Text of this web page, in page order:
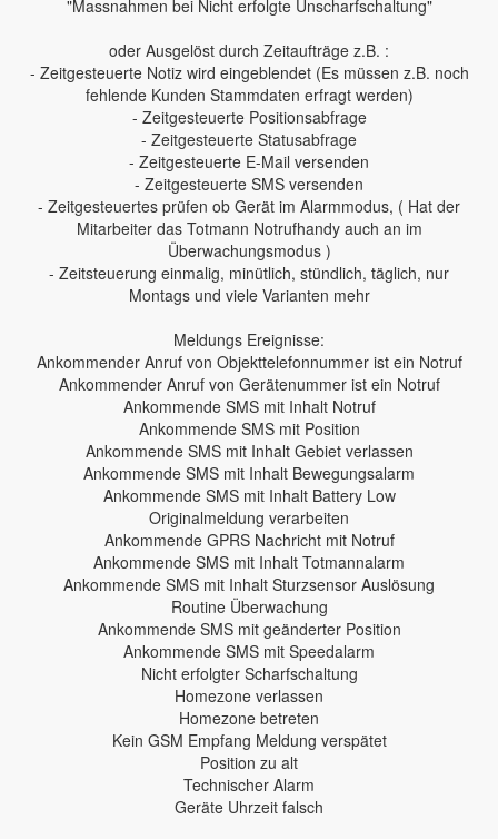
"Massnahmen bei Nicht erfolgte Unscharfschaltung"
oder Ausgelöst durch Zeitaufträge z.B. :
- Zeitgesteuerte Notiz wird eingeblendet (Es müssen z.B. noch
fehlende Kunden Stammdaten erfragt werden)
- Zeitgesteuerte Positionsabfrage
- Zeitgesteuerte Statusabfrage
- Zeitgesteuerte E-Mail versenden
- Zeitgesteuerte SMS versenden
- Zeitgesteuertes prüfen ob Gerät im Alarmmodus, ( Hat der
Mitarbeiter das Totmann Notrufhandy auch an im
Überwachungsmodus )
- Zeitsteuerung einmalig, minütlich, stündlich, täglich, nur
Montags und viele Varianten mehr
Meldungs Ereignisse:
Ankommender Anruf von Objekttelefonnummer ist ein Notruf
Ankommender Anruf von Gerätenummer ist ein Notruf
Ankommende SMS mit Inhalt Notruf
Ankommende SMS mit Position
Ankommende SMS mit Inhalt Gebiet verlassen
Ankommende SMS mit Inhalt Bewegungsalarm
Ankommende SMS mit Inhalt Battery Low
Originalmeldung verarbeiten
Ankommende GPRS Nachricht mit Notruf
Ankommende SMS mit Inhalt Totmannalarm
Ankommende SMS mit Inhalt Sturzsensor Auslösung
Routine Überwachung
Ankommende SMS mit geänderter Position
Ankommende SMS mit Speedalarm
Nicht erfolgter Scharfschaltung
Homezone verlassen
Homezone betreten
Kein GSM Empfang Meldung verspätet
Position zu alt
Technischer Alarm
Geräte Uhrzeit falsch